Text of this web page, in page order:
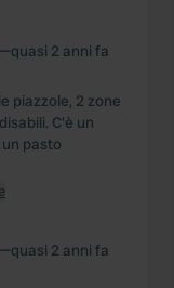
quasi 2 anni fa
piazzole, 2 zone
C'è un
pasto
quasi 2 anni fa